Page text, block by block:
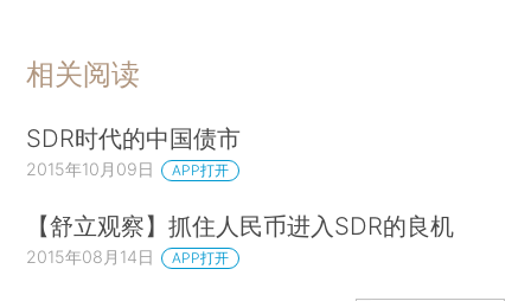
相关阅读
SDR时代的中国债市
2015年10月09日 APP打开
【舒立观察】抓住人民币进入SDR的良机
2015年08月14日 APP打开